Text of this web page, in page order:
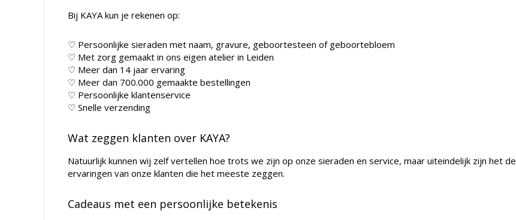
Bij KAYA kun je rekenen op:
♡ Persoonlijke sieraden met naam, gravure, geboortesteen of geboortebloem
♡ Met zorg gemaakt in ons eigen atelier in Leiden
♡ Meer dan 14 jaar ervaring
♡ Meer dan 700.000 gemaakte bestellingen
♡ Persoonlijke klantenservice
♡ Snelle verzending
Wat zeggen klanten over KAYA?
Natuurlijk kunnen wij zelf vertellen hoe trots we zijn op onze sieraden en service, maar uiteindelijk zijn het de
ervaringen van onze klanten die het meeste zeggen.
Cadeaus met een persoonlijke betekenis